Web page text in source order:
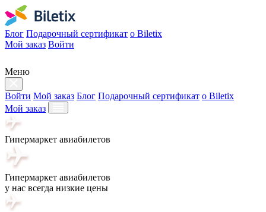
Блог Подарочный сертификат о Biletix
Мой заказ Войти
Меню
Войти Мой заказ Блог Подарочный сертификат о Biletix
Мой заказ
Гипермаркет авиабилетов
Гипермаркет авиабилетов
у нас всегда низкие цены